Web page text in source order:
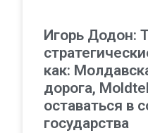
Игорь Додон:
как:
дорога,
оставаться в
государства